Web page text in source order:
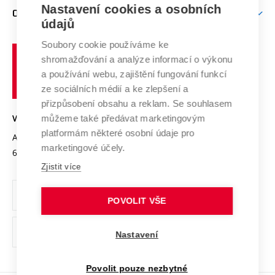
E-přihláška
Doktorské studium
Podpora podnikání
Mezinárodní vědecká rada
Systém zajišťování kvality výzkumu
Výzkumné infrastruktury
Transfer znalostí
Open Science
Projekty
Projekty ze strukturálních fondů
Specifický výzkum
Zahraniční spolupráce
Spolupráce se školami
Mezinárodní dohody
Univerzitní sítě
O UNIVERZITĚ
Profil univerzity
Udržitelná univerzita
Podnikavá univerzita / ContriBUTe
Bezpečná univerzita
Vyznamenání
Organizační struktura
Ochrana osobních údajů
odkaz)
učení
technické
Brně
VYSOKÉ UČENÍ TECHNICKÉ V BRNĚ
Antonínská 548/1
602 00 Brno
www.vut.cz
vut@vutbr.cz
Nastavení cookies a osobních
údajů
Soubory cookie používáme ke
shromažďování a analýze informací o výkonu
a používání webu, zajištění fungování funkcí
ze sociálních médií a ke zlepšení a
přizpůsobení obsahu a reklam. Se souhlasem
můžeme také předávat marketingovým
platformám některé osobní údaje pro
marketingové účely.
Zjistit více
POVOLIT VŠE
Nastavení
Povolit pouze nezbytné